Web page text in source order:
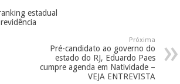
estadual
Próxima
Pré-candidato ao governo do
estado do RJ, Eduardo Paes
cumpre agenda em Natividade –
VEJA ENTREVISTA